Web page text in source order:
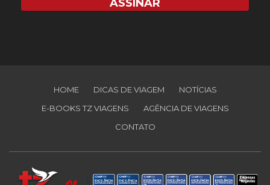
HOME DICAS DE VIAGEM
NOTÍCIAS
E-BOOKS TZ VIAGENS
AGÊNCIA DE VIAGENS
CONTATO